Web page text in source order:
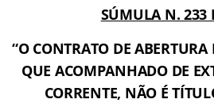
SÚMULA N. 233
“O CONTRATO DE
QUE ACOMPANHADO DE
CORRENTE, NÃO É